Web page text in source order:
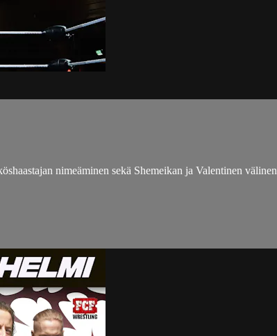
nimeäminen sekä Shemeikan ja Valentinen